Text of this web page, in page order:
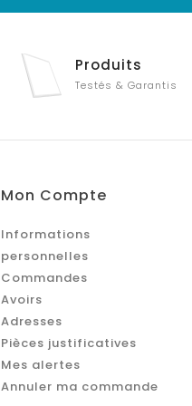
Produits
Testés & Garantis
Mon Compte
Informations
personnelles
Commandes
Avoirs
Adresses
Pièces justificatives
Mes alertes
Annuler ma commande